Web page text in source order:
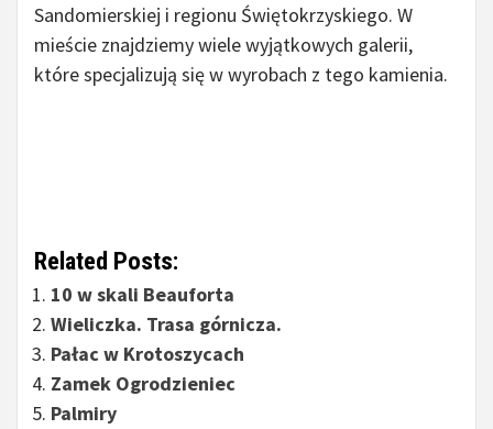
Sandomierskiej i regionu Świętokrzyskiego. W
mieście znajdziemy wiele wyjątkowych galerii,
które specjalizują się w wyrobach z tego kamienia.
Related Posts:
10 w skali Beauforta
Wieliczka. Trasa górnicza.
Pałac w Krotoszycach
Zamek Ogrodzieniec
Palmiry